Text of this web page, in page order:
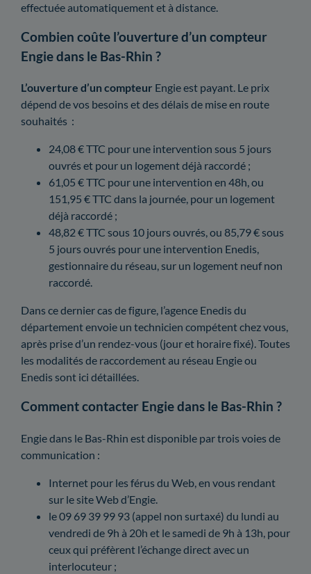
effectuée automatiquement et à distance.
Combien coûte l’ouverture d’un compteur
Engie dans le Bas-Rhin ?
L’ouverture d’un compteur Engie est payant. Le prix
dépend de vos besoins et des délais de mise en route
souhaités :
24,08 € TTC pour une intervention sous 5 jours
ouvrés et pour un logement déjà raccordé ;
61,05 € TTC pour une intervention en 48h, ou
151,95 € TTC dans la journée, pour un logement
déjà raccordé ;
48,82 € TTC sous 10 jours ouvrés, ou 85,79 € sous
5 jours ouvrés pour une intervention Enedis,
gestionnaire du réseau, sur un logement neuf non
raccordé.
Dans ce dernier cas de figure, l’agence Enedis du
département envoie un technicien compétent chez vous,
après prise d’un rendez-vous (jour et horaire fixé). Toutes
les modalités de raccordement au réseau Engie ou
Enedis sont ici détaillées.
Comment contacter Engie dans le Bas-Rhin ?
Engie dans le Bas-Rhin est disponible par trois voies de
communication :
Internet pour les férus du Web, en vous rendant
sur le site Web d’Engie.
le 09 69 39 99 93 (appel non surtaxé) du lundi au
vendredi de 9h à 20h et le samedi de 9h à 13h, pour
ceux qui préfèrent l’échange direct avec un
interlocuteur ;